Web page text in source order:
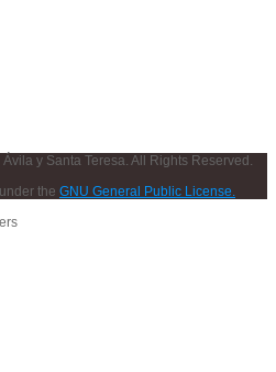
y Santa Teresa. All Rights Reserved.
the GNU General Public License.